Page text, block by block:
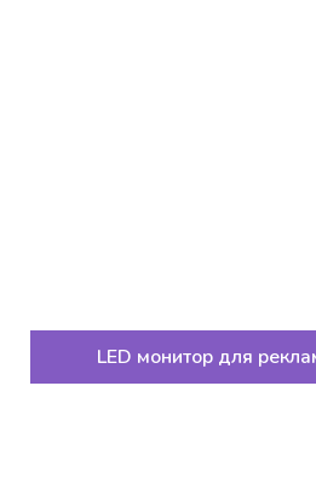
LED монитор для